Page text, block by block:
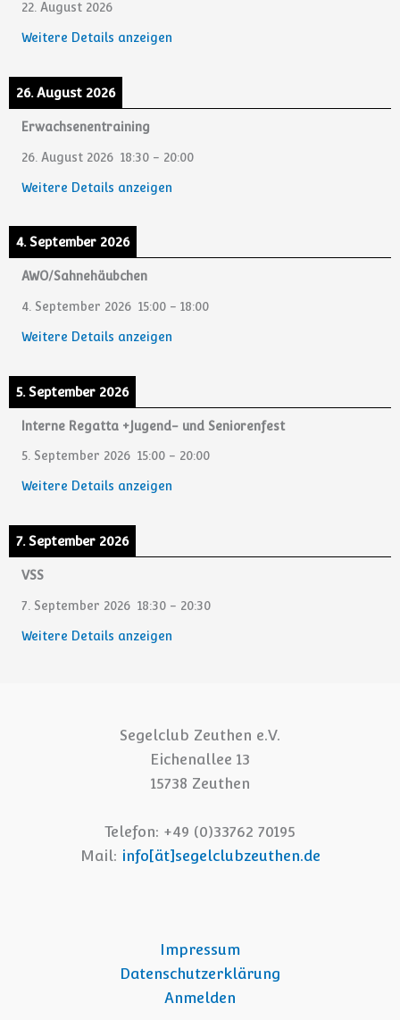
22. August 2026
Weitere Details anzeigen
26. August 2026
Erwachsenentraining
26. August 2026 18:30 - 20:00
Weitere Details anzeigen
4. September 2026
AWO/Sahnehäubchen
4. September 2026 15:00 - 18:00
Weitere Details anzeigen
5. September 2026
Interne Regatta +Jugend- und Seniorenfest
5. September 2026 15:00 - 20:00
Weitere Details anzeigen
7. September 2026
VSS
7. September 2026 18:30 - 20:30
Weitere Details anzeigen
Segelclub Zeuthen e.V.
Eichenallee 13
15738 Zeuthen
Telefon: +49 (0)33762 70195
Mail: info[ät]segelclubzeuthen.de
Impressum
Datenschutzerklärung
Anmelden